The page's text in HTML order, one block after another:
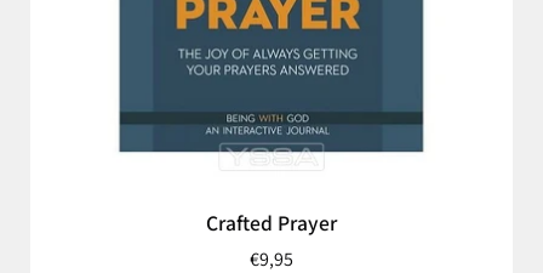
Crafted Prayer
€9,95